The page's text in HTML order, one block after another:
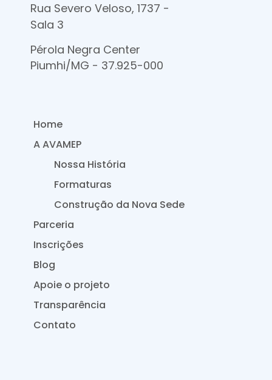
Rua Severo Veloso, 1737 -
Sala 3
Pérola Negra Center
Piumhi/MG - 37.925-000
Home
A AVAMEP
Nossa História
Formaturas
Construção da Nova Sede
Parceria
Inscrições
Blog
Apoie o projeto
Transparência
Contato